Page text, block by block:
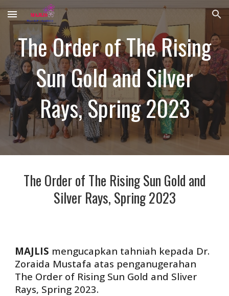
Skip to main content Skip to navigation
The Order of The Rising
Sun Gold and Silver
Rays, Spring 2023
The Order of The Rising Sun Gold and
Silver Rays, Spring 2023
MAJLIS mengucapkan tahniah kepada Dr.
Zoraida Mustafa atas penganugerahan
The Order of Rising Sun Gold and Sliver
Rays, Spring 2023.